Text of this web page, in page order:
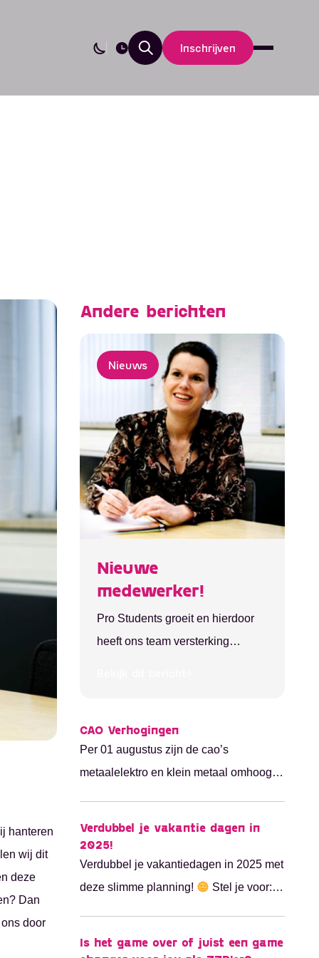
Inschrijven
Is het game over of juist
een game changer voor
jou als ZZP’er?
Ben jij student en werk je als ZZP’er in de
goed op! Zeker als je via een uitzendbureau
werkt, kan dat vanaf 2025 ineens niet meer
mogen. Voor nu chill je nu nog lekker als
eigen baas, maar hoe ziet dat er straks uit?
hanteren
wij dit
deze
Dan
door
Andere berichten
Nieuws
Nieuwe
medewerker!
Pro Students groeit en hierdoor
heeft ons team versterking
haar later bij u voorstellen!
CAO Verhogingen
Per 01 augustus zijn de cao’s
metaalelektro en klein metaal omhoog
omhoog gegaan in verband met
onderhandelingen.
Verdubbel je vakantie dagen in
2025!
Verdubbel je vakantiedagen in 2025 met
deze slimme planning!
Stel je voor:
las ik online hoe je met een slimme
Is het game over of juist een game